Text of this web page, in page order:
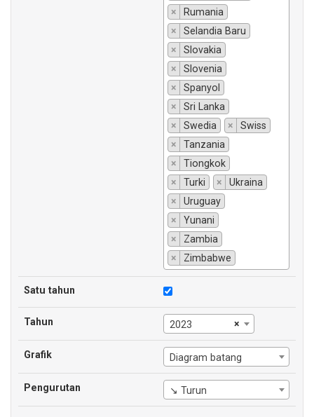
×
Rumania
×
Selandia Baru
×
Slovakia
×
Slovenia
×
Spanyol
×
Sri Lanka
×
Swedia ×
Swiss
×
Tanzania
×
Tiongkok
×
Turki ×
Ukraina
×
Uruguay
×
Yunani
×
Zambia
×
Zimbabwe
Satu tahun
Tahun ×
2023
Grafik Diagram batang
Pengurutan ↘ Turun